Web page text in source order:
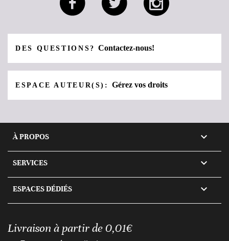
DES QUESTIONS?Contactez-nous!
ESPACE AUTEUR(S):Gérez vos droits
À PROPOS 
SERVICES 
ESPACES DÉDIÉS 
Livraison à partir de 0,01€